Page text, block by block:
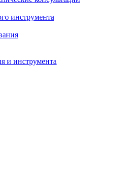
инструмента
и инструмента